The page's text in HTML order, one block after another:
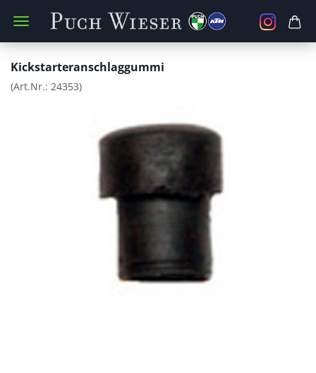
Kickstarteranschlaggummi
(Art.Nr.: 24353)